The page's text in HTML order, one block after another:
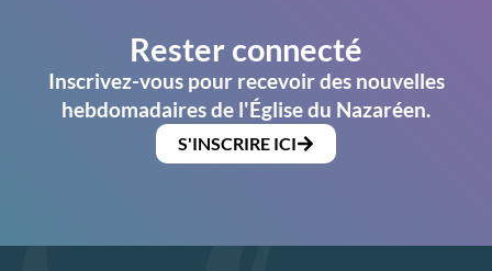
Rester connecté
Inscrivez-vous pour recevoir des nouvelles
hebdomadaires de l'Église du Nazaréen.
S'INSCRIRE ICI